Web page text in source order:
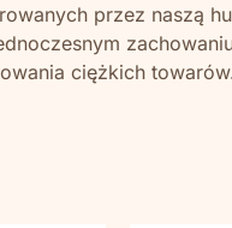
przez naszą
ciężkich